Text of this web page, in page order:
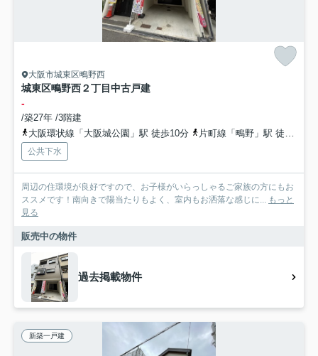
大阪市城東区鴫野西
城東区鴫野西２丁目中古戸建
-
/築27年 /3階建
大阪環状線「大阪城公園」駅 徒歩10分
片町線「鴫野」駅 徒歩12分
公共下水
周辺の住環境が良好ですので、お子様がいらっしゃるご家族の方にもお
ススメです！南向きで陽当たりもよく、室内もお洒落な感じに...
もっと
見る
販売中の物件
過去掲載物件
新築一戸建